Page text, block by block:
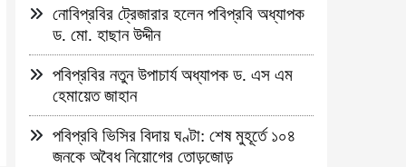
নোবিপ্রবির ট্রেজারার হলেন পবিপ্রবি অধ্যাপক
ড. মো. হাছান উদ্দীন
পবিপ্রবির নতুন উপাচার্য অধ্যাপক ড. এস এম
হেমায়েত জাহান
পবিপ্রবি ভিসির বিদায় ঘণ্টা: শেষ মুহূর্তে ১০৪
জনকে অবৈধ নিয়োগের তোড়জোড়